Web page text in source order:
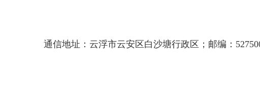
通信地址：云浮市云安区白沙塘行政区；邮编：527500